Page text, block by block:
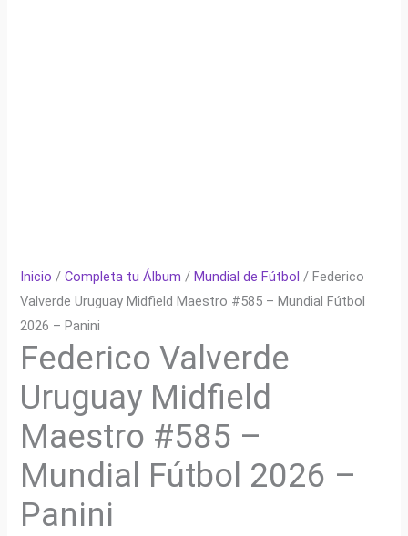
Inicio /Completa tu Álbum /Mundial de Fútbol / Federico
Valverde Uruguay Midfield Maestro #585 – Mundial Fútbol
2026 – Panini
Federico Valverde
Uruguay Midfield
Maestro #585 –
Mundial Fútbol 2026 –
Panini